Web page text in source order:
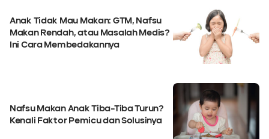
Anak Tidak Mau Makan: GTM, Nafsu
Makan Rendah, atau Masalah Medis?
Ini Cara Membedakannya
Nafsu Makan Anak Tiba-Tiba Turun?
Kenali Faktor Pemicu dan Solusinya